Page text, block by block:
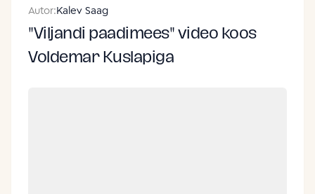
Autor:Kalev Saag
"Viljandi paadimees" video koos
Voldemar Kuslapiga